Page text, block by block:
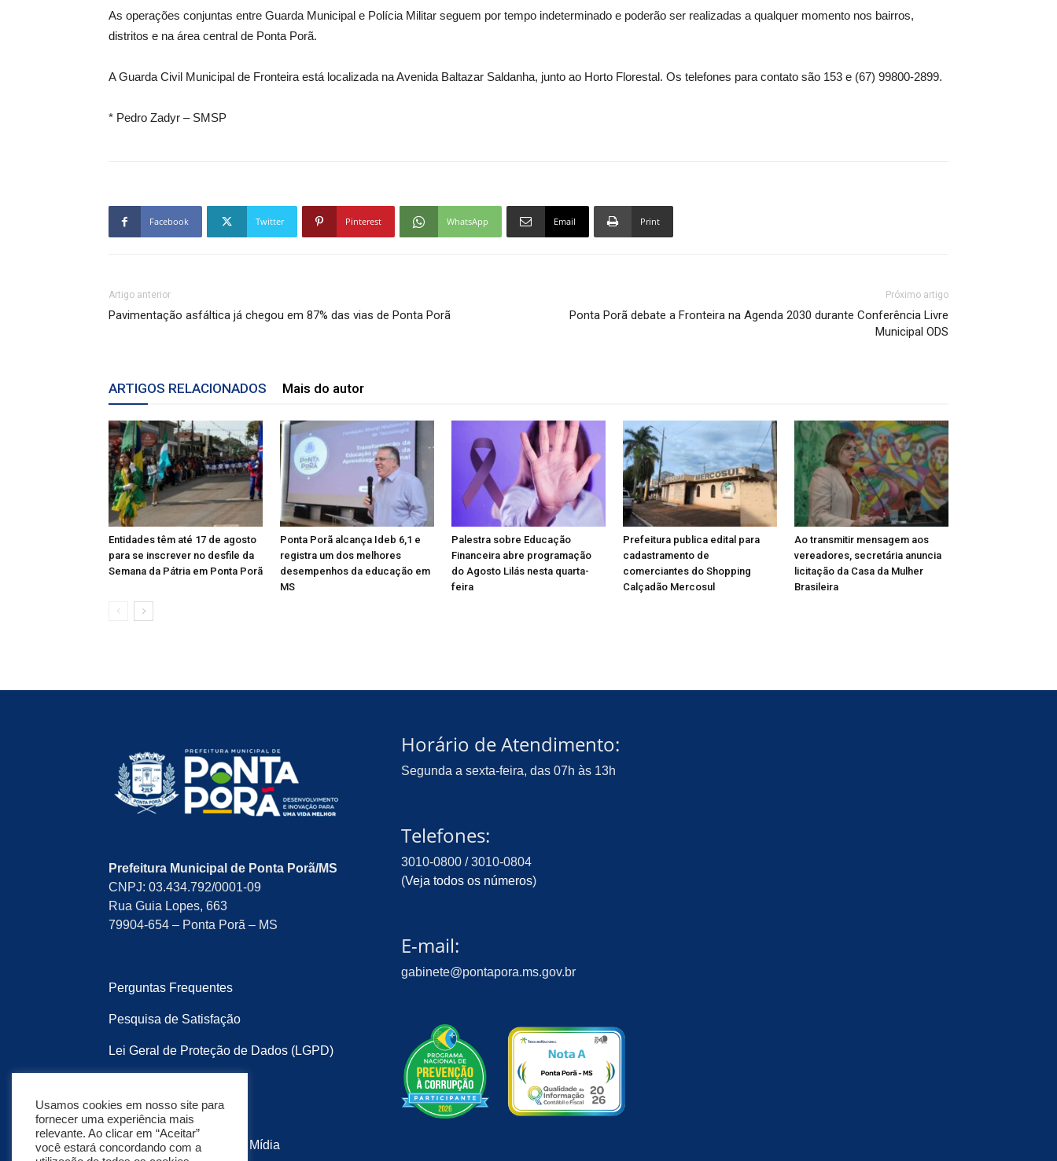
As operações conjuntas entre Guarda Municipal e Polícia Militar seguem por tempo indeterminado e poderão ser realizadas a qualquer momento nos bairros,
distritos e na área central de Ponta Porã.
A Guarda Civil Municipal de Fronteira está localizada na Avenida Baltazar Saldanha, junto ao Horto Florestal. Os telefones para contato são 153 e (67) 99800-2899.
* Pedro Zadyr – SMSP
Facebook Twitter Pinterest WhatsApp Email Print
Artigo anterior
Pavimentação asfáltica já chegou em 87% das vias de Ponta Porã
Próximo artigo
Ponta Porã debate a Fronteira na Agenda 2030 durante Conferência Livre
Municipal ODS
ARTIGOS RELACIONADOS Mais do autor
Entidades têm até 17 de agosto
para se inscrever no desfile da
Semana da Pátria em Ponta Porã
Ponta Porã alcança Ideb 6,1 e
registra um dos melhores
desempenhos da educação em
MS
Palestra sobre Educação
Financeira abre programação
do Agosto Lilás nesta quarta-
feira
Prefeitura publica edital para
cadastramento de
comerciantes do Shopping
Calçadão Mercosul
Ao transmitir mensagem aos
vereadores, secretária anuncia
licitação da Casa da Mulher
Brasileira
Prefeitura Municipal de Ponta Porã/MS
CNPJ: 03.434.792/0001-09
Rua Guia Lopes, 663
79904-654 – Ponta Porã – MS
Perguntas Frequentes
Pesquisa de Satisfação
Lei Geral de Proteção de Dados (LGPD)
Mapa do Site
Desenvolvido por: Soma Mídia
Horário de Atendimento:
Segunda a sexta-feira, das 07h às 13h
Telefones:
3010-0800 / 3010-0804
(Veja todos os números)
E-mail:
gabinete@pontapora.ms.gov.br
Usamos cookies em nosso site para
fornecer uma experiência mais
relevante. Ao clicar em “Aceitar”
você estará concordando com a